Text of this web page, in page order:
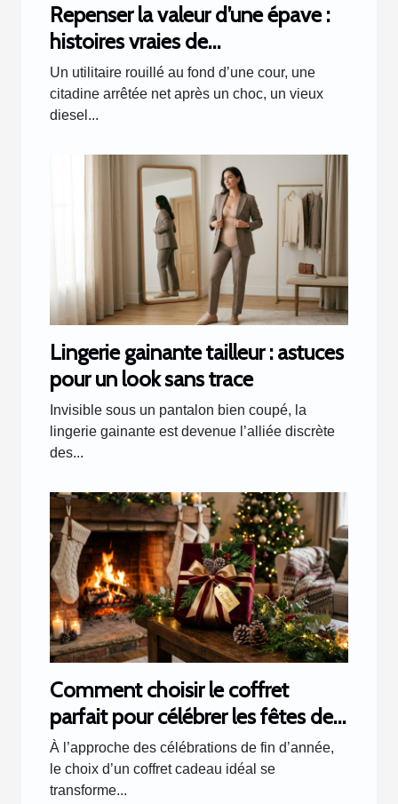
Repenser la valeur d’une épave :
histoires vraies de
transformations inattendues
Un utilitaire rouillé au fond d’une cour, une
citadine arrêtée net après un choc, un vieux
diesel...
Lingerie gainante tailleur : astuces
pour un look sans trace
Invisible sous un pantalon bien coupé, la
lingerie gainante est devenue l’alliée discrète
des...
Comment choisir le coffret
parfait pour célébrer les fêtes de
fin d'année ?
À l’approche des célébrations de fin d’année,
le choix d’un coffret cadeau idéal se
transforme...